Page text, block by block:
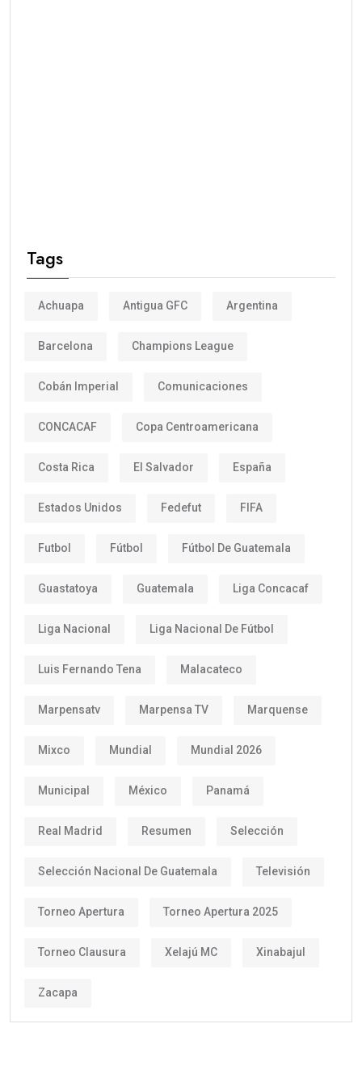
Tags
Achuapa Antigua GFC Argentina
Barcelona Champions League
Cobán Imperial Comunicaciones
CONCACAF Copa Centroamericana
Costa Rica El Salvador España
Estados Unidos Fedefut FIFA
Futbol Fútbol Fútbol De Guatemala
Guastatoya Guatemala Liga Concacaf
Liga Nacional Liga Nacional De Fútbol
Luis Fernando Tena Malacateco
Marpensatv Marpensa TV Marquense
Mixco Mundial Mundial 2026
Municipal México Panamá
Real Madrid Resumen Selección
Selección Nacional De Guatemala Televisión
Torneo Apertura Torneo Apertura 2025
Torneo Clausura Xelajú MC Xinabajul
Zacapa